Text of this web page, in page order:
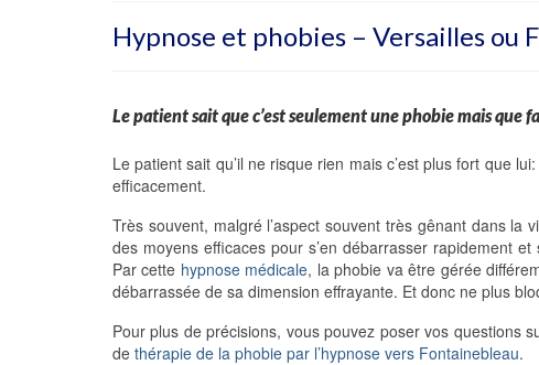
Hypnose et phobies – Versailles ou
Le patient sait que c’est seulement une phobie mais que
Le patient sait qu’il ne risque rien mais c’est plus fort que
efficacement.
Très souvent, malgré l’aspect souvent très gênant dans la
des moyens efficaces pour s’en débarrasser rapidement
Par cette hypnose médicale, la phobie va être gérée
débarrassée de sa dimension effrayante. Et donc ne plus
Pour plus de précisions, vous pouvez poser vos questions
de thérapie de la phobie par l’hypnose vers Fontainebleau.